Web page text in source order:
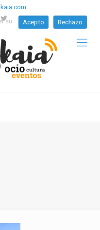
su
Acepto Rechazo